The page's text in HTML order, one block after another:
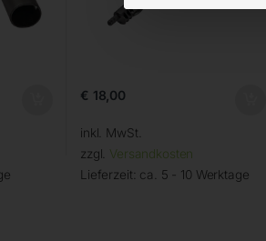
€ 18,00
inkl. MwSt.
zzgl. Versandkosten
Lieferzeit: ca. 5 - 10 Werktage